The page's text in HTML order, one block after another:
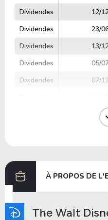
Dividendes
12/
Dividendes
23/
Dividendes
13/
Dividendes
05/
Dividendes
07/
04/
À PROPOS DE
The Walt